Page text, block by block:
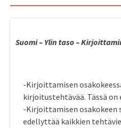
Suomi – Ylin taso –
-Kirjoittamisen
kirjoitustehtävää. Tässä
-Kirjoittamisen osakokeen
edellyttää kaikkien